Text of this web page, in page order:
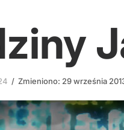
/ Zmieniono: 29września